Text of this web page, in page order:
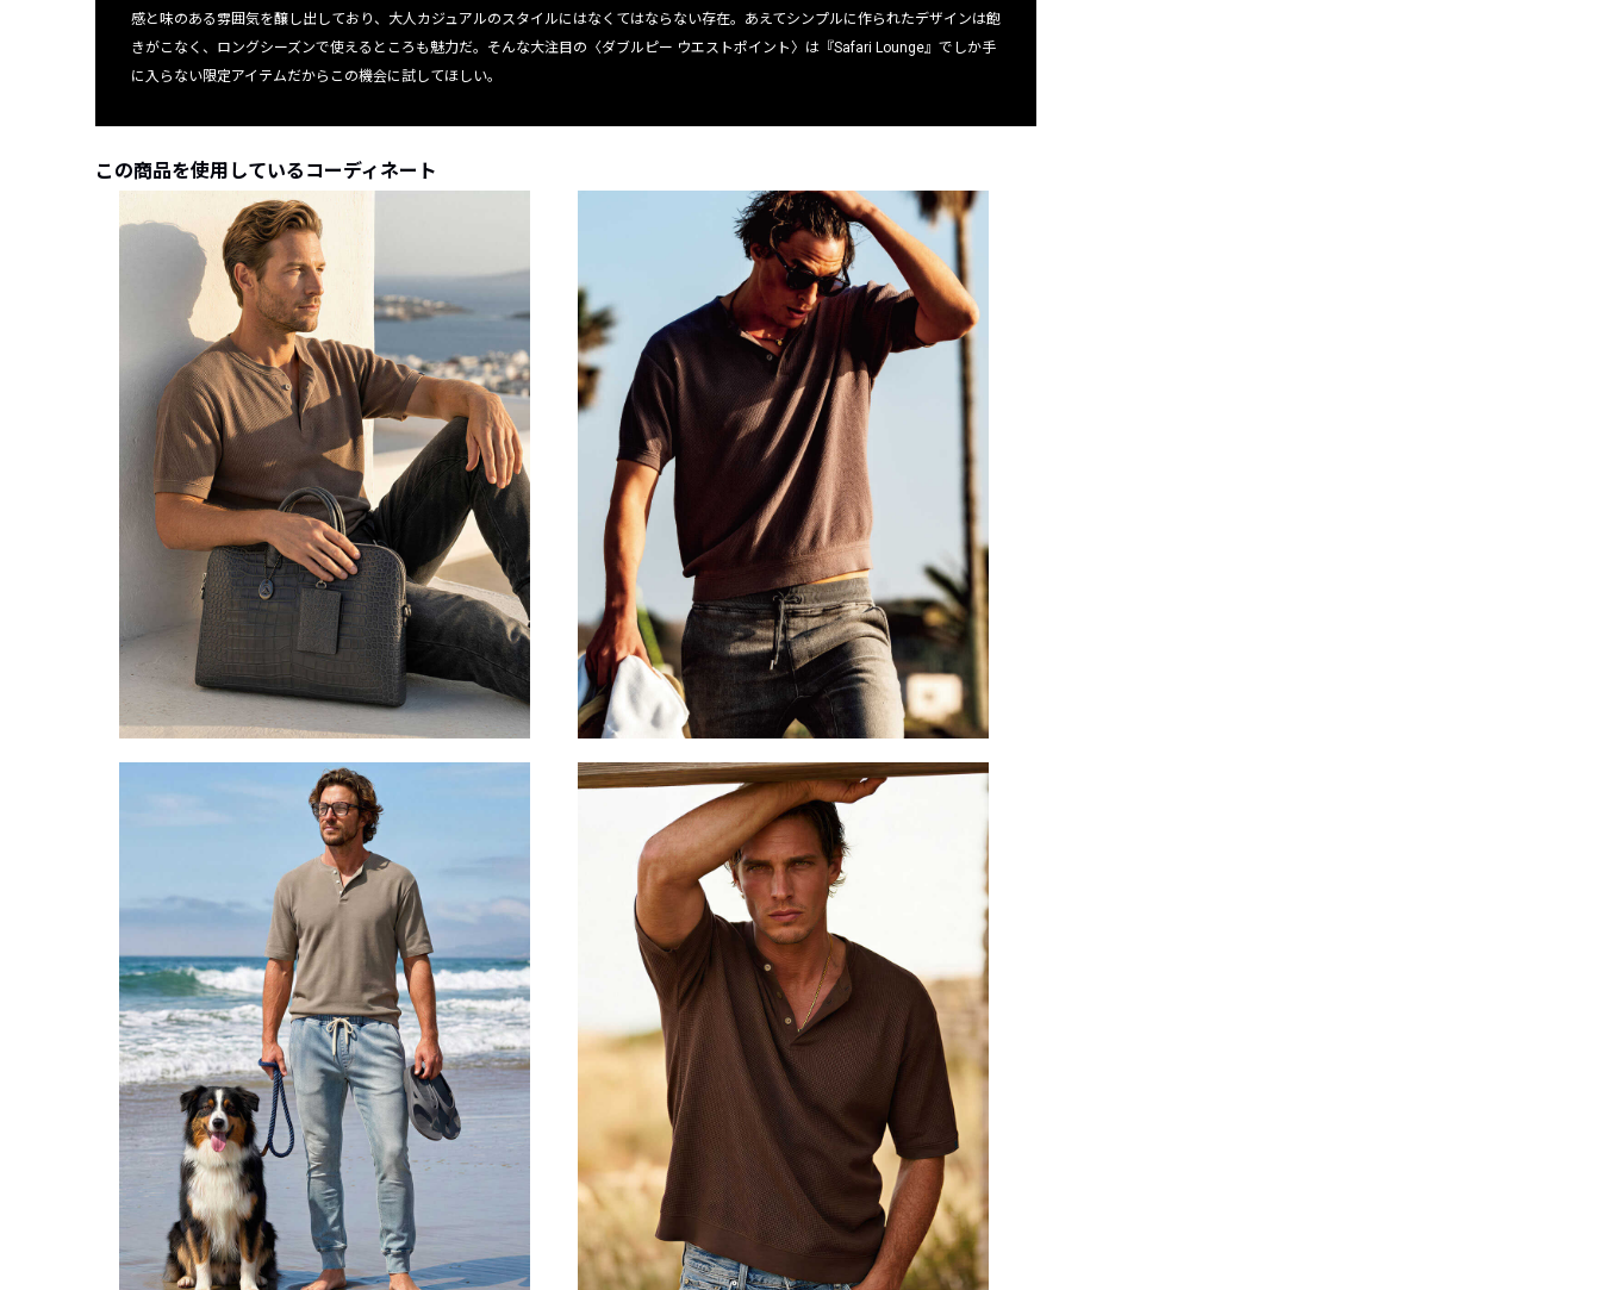
感と味のある雰囲気を醸し出しており、大人カジュアルのスタイルにはなくてはならない存在。あえてシンプルに作られたデザインは飽
きがこなく、ロングシーズンで使えるところも魅力だ。そんな大注目の〈ダブルピー ウエストポイント〉は『Safari Lounge』でしか手
に入らない限定アイテムだからこの機会に試してほしい。
この商品を使用しているコーディネート